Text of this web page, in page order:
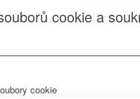
cookie a
cookie